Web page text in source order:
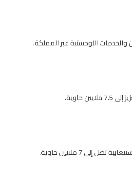
والخدمات اللوجستية عبر المملكة.
حاوية.
إلى 7 ملايين حاوية.